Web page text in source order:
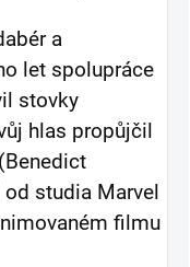
a
let spolupráce
stovky
hlas propůjčil
studia Marvel
filmu